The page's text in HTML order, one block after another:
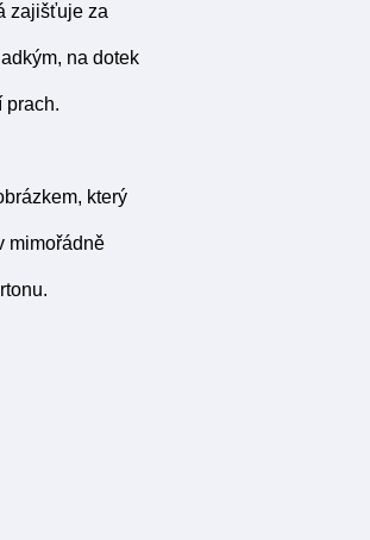
zajišťuje za
na dotek
prach.
který
mimořádně